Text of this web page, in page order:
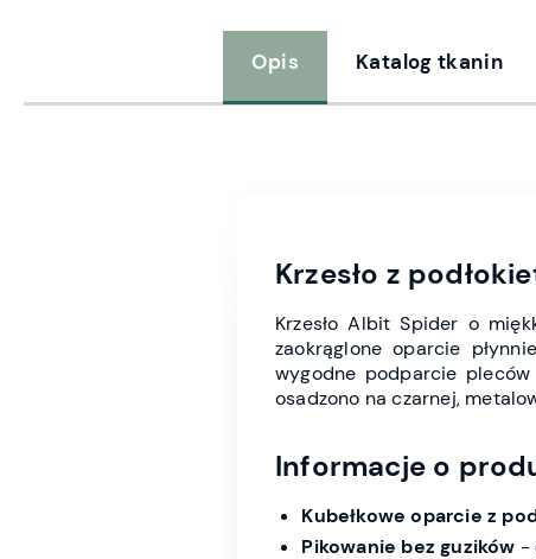
Opis Katalog tkanin
Krzesło z
Krzesło Albit Spider o
zaokrąglone oparcie
wygodne podparcie
osadzono na czarnej,
Informacje o
Kubełkowe oparcie z
Pikowanie bez guzików -